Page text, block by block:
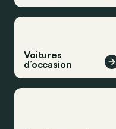
Voitures
d’occasion